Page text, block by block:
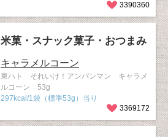
3390360
米菓・スナック菓子・おつまみ
キャラメルコーン
東ハト それいけ！アンパンマン キャラメ
ルコーン 53g
297kcal/1袋（標準53g）当り
3369172